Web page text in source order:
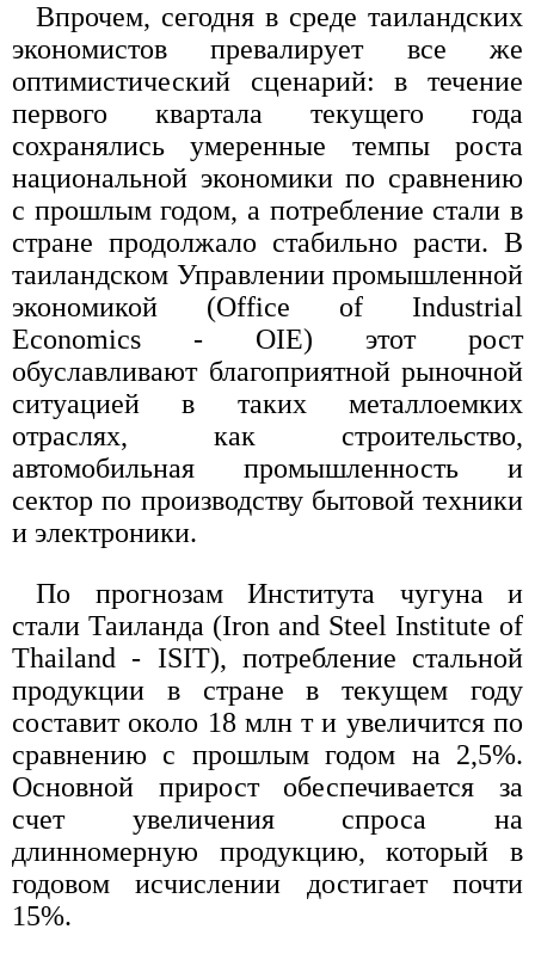
Впрочем, сегодня в среде таиландских
экономистов превалирует все же
оптимистический сценарий: в течение
первого квартала текущего года
сохранялись умеренные темпы роста
национальной экономики по сравнению
с прошлым годом, а потребление стали в
стране продолжало стабильно расти. В
таиландском Управлении промышленной
экономикой (Office of Industrial
Economics - OIE) этот рост
обуславливают благоприятной рыночной
ситуацией в таких металлоемких
отраслях, как строительство,
автомобильная промышленность и
сектор по производству бытовой техники
и электроники.
По прогнозам Института чугуна и
стали Таиланда (Iron and Steel Institute of
Thailand - ISIT), потребление стальной
продукции в стране в текущем году
составит около 18 млн т и увеличится по
сравнению с прошлым годом на 2,5%.
Основной прирост обеспечивается за
счет увеличения спроса на
длинномерную продукцию, который в
годовом исчислении достигает почти
15%.